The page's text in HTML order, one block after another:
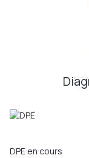
comprend le
Les informations
DPE en cours